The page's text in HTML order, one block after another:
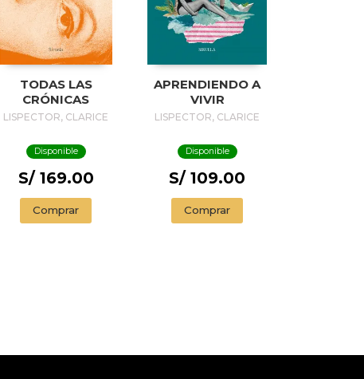
TODAS LAS
CRÓNICAS
LISPECTOR, CLARICE
Disponible
S/ 169.00
Comprar
APRENDIENDO A
VIVIR
LISPECTOR, CLARICE
Disponible
S/ 109.00
Comprar